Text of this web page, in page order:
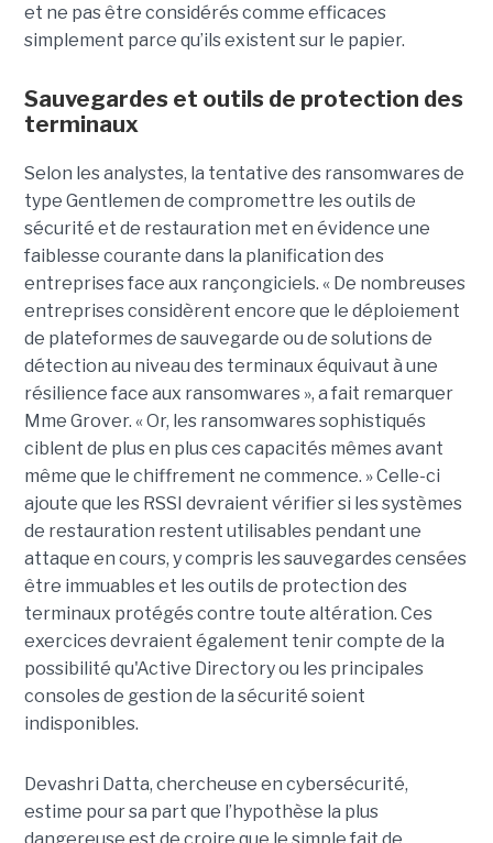
et ne pas être considérés comme efficaces
simplement parce qu’ils existent sur le papier.
Sauvegardes et outils de protection des
terminaux
Selon les analystes, la tentative des ransomwares de
type Gentlemen de compromettre les outils de
sécurité et de restauration met en évidence une
faiblesse courante dans la planification des
entreprises face aux rançongiciels. « De nombreuses
entreprises considèrent encore que le déploiement
de plateformes de sauvegarde ou de solutions de
détection au niveau des terminaux équivaut à une
résilience face aux ransomwares », a fait remarquer
Mme Grover. « Or, les ransomwares sophistiqués
ciblent de plus en plus ces capacités mêmes avant
même que le chiffrement ne commence. » Celle-ci
ajoute que les RSSI devraient vérifier si les systèmes
de restauration restent utilisables pendant une
attaque en cours, y compris les sauvegardes censées
être immuables et les outils de protection des
terminaux protégés contre toute altération. Ces
exercices devraient également tenir compte de la
possibilité qu'Active Directory ou les principales
consoles de gestion de la sécurité soient
indisponibles.
Devashri Datta, chercheuse en cybersécurité,
estime pour sa part que l’hypothèse la plus